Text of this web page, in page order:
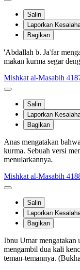
Salin
Laporkan
Bagikan
'Abdallah b. Ja'far
makan kurma segar
Mishkat al-Masabih
Salin
Laporkan
Bagikan
Anas mengatakan
kurma. Sebuah versi
menularkannya.
Mishkat al-Masabih
Salin
Laporkan
Bagikan
Ibnu Umar mengatakan
mengambil dua kali
teman-temannya.